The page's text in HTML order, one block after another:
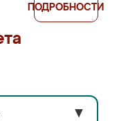
ПОДРОБНОСТИ
▼